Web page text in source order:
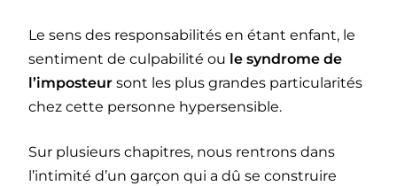
Le sens des responsabilités en étant enfant, le
sentiment de culpabilité ou le syndrome de
l’imposteur sont les plus grandes particularités
chez cette personne hypersensible.
Sur plusieurs chapitres, nous rentrons dans
l’intimité d’un garçon qui a dû se construire